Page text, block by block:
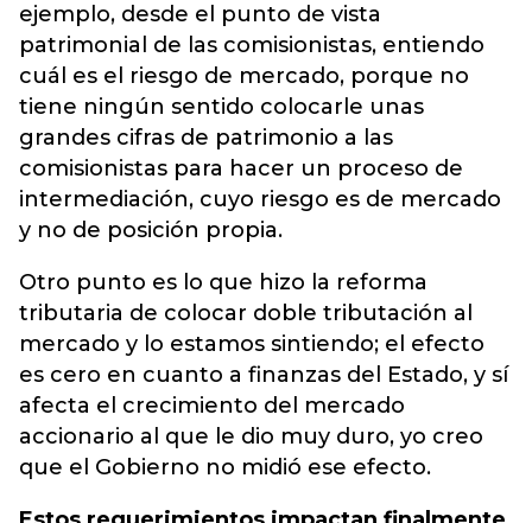
ejemplo, desde el punto de vista
patrimonial de las comisionistas, entiendo
cuál es el riesgo de mercado, porque no
tiene ningún sentido colocarle unas
grandes cifras de patrimonio a las
comisionistas para hacer un proceso de
intermediación, cuyo riesgo es de mercado
y no de posición propia.
Otro punto es lo que hizo la reforma
tributaria de colocar doble tributación al
mercado y lo estamos sintiendo; el efecto
es cero en cuanto a finanzas del Estado, y sí
afecta el crecimiento del mercado
accionario al que le dio muy duro, yo creo
que el Gobierno no midió ese efecto.